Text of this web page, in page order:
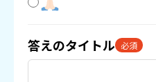
答えのタイトル 必須